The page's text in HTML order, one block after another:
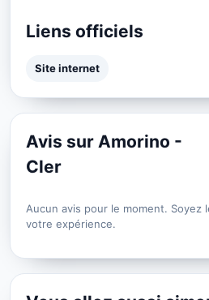
Liens officiels
Site internet
Avis sur Amorino -
Cler
Aucun avis pour le moment. Soyez
votre expérience.